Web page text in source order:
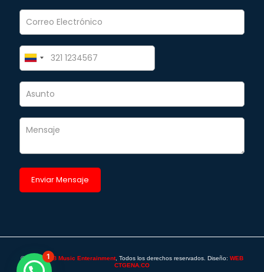
©2025 - SAB Music Enterainment, Todos los derechos reservados. Diseño: WEB
CTGENA.CO
1